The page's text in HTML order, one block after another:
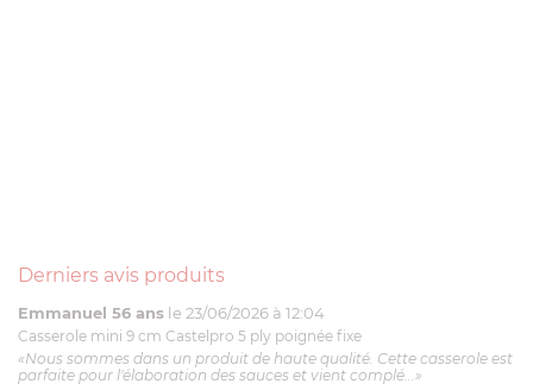
Derniers avis produits
Emmanuel 56 ans le 23/06/2026 à 12:04
Casserole mini 9 cm Castelpro 5 ply poignée fixe
«Nous sommes dans un produit de haute qualité. Cette casserole est
parfaite pour l'élaboration des sauces et vient complé...»